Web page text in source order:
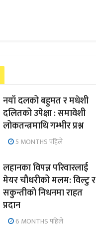
नयाँ दलको बहुमत र मधेशी
दलितको उपेक्षा : समावेशी
लोकतन्त्रमाथि गम्भीर प्रश्न
5 MONTHS पहिले
लहानका विपन्न परिवारलाई
मेयर चौधरीको मलम: विल्टु र
सकुन्तीको निधनमा राहत
प्रदान
6 MONTHS पहिले